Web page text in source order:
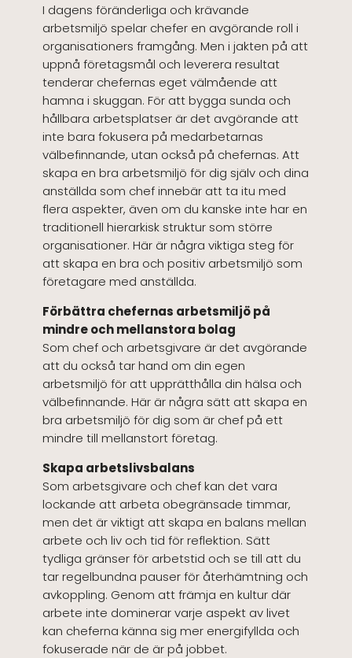
I dagens föränderliga och krävande
arbetsmiljö spelar chefer en avgörande roll i
organisationers framgång. Men i jakten på att
uppnå företagsmål och leverera resultat
tenderar chefernas eget välmående att
hamna i skuggan. För att bygga sunda och
hållbara arbetsplatser är det avgörande att
inte bara fokusera på medarbetarnas
välbefinnande, utan också på chefernas. Att
skapa en bra arbetsmiljö för dig själv och dina
anställda som chef innebär att ta itu med
flera aspekter, även om du kanske inte har en
traditionell hierarkisk struktur som större
organisationer. Här är några viktiga steg för
att skapa en bra och positiv arbetsmiljö som
företagare med anställda.
Förbättra chefernas arbetsmiljö på
mindre och mellanstora bolag
Som chef och arbetsgivare är det avgörande
att du också tar hand om din egen
arbetsmiljö för att upprätthålla din hälsa och
välbefinnande. Här är några sätt att skapa en
bra arbetsmiljö för dig som är chef på ett
mindre till mellanstort företag.
Skapa arbetslivsbalans
Som arbetsgivare och chef kan det vara
lockande att arbeta obegränsade timmar,
men det är viktigt att skapa en balans mellan
arbete och liv och tid för reflektion. Sätt
tydliga gränser för arbetstid och se till att du
tar regelbundna pauser för återhämtning och
avkoppling. Genom att främja en kultur där
arbete inte dominerar varje aspekt av livet
kan cheferna känna sig mer energifyllda och
fokuserade när de är på jobbet.